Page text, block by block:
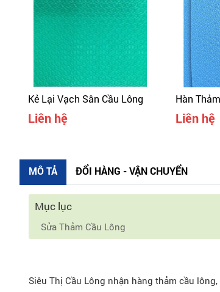
Kẻ Lại Vạch Sân Cầu Lông
Liên hệ
Hàn
Liên hệ
MÔ TẢ ĐỔI HÀNG - VẬN CHUYỂN
Mục lục
Sửa Thảm Cầu Lông
Siêu Thị Cầu Lông nhận hàng thảm cầu